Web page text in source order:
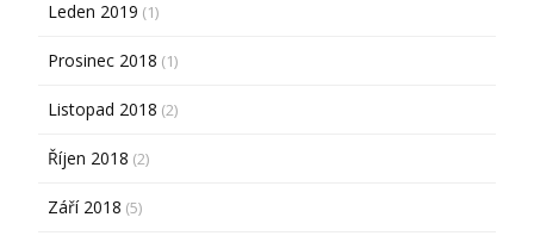
Leden 2019 (1)
Prosinec 2018 (1)
Listopad 2018 (2)
Říjen 2018 (2)
Září 2018 (5)